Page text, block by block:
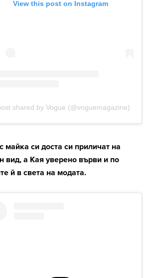
майка си доста си приличат на
вид, а Кая уверено върви и по
й в света на модата.